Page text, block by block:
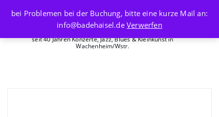
seit 40 Jahren Konzerte, Jazz, Blues & Kleinkunst in
Wachenheim/Wstr.
bei Problemen bei der Buchung, bitte eine kurze Mail an:
info@badehaisel.de Verwerfen